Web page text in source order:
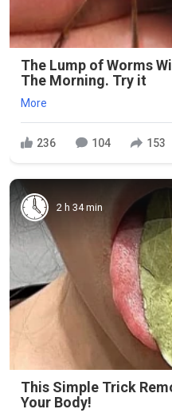
The Lump of Worms
The Morning. Try it
More
236 104 153
2 h 34 min
This Simple Trick
Your Body!